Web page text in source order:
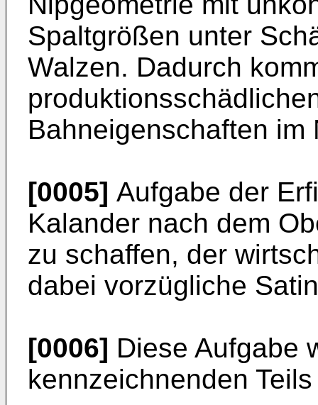
Spaltgrößen unter
Walzen. Dadurch
Bahneigenschaften im
[0005] Aufgabe der
Kalander nach dem
zu schaffen, der
dabei vorzügliche
[0006] Diese Aufgabe
kennzeichnenden